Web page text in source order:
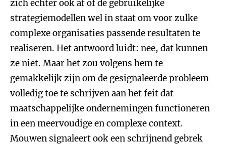
zich echter ook af of de gebruikelijke
strategiemodellen wel in staat om voor zulke
complexe organisaties passende resultaten te
realiseren. Het antwoord luidt: nee, dat kunnen
ze niet. Maar het zou volgens hem te
gemakkelijk zijn om de gesignaleerde probleem
volledig toe te schrijven aan het feit dat
maatschappelijke ondernemingen functioneren
in een meervoudige en complexe context.
Mouwen signaleert ook een schrijnend gebrek